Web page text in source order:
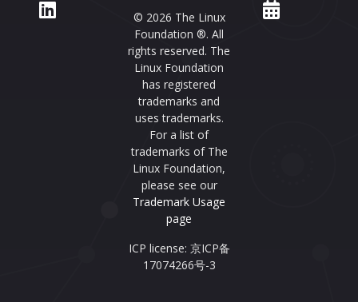
© 2026 The Linux
Foundation ®. All
rights reserved. The
Linux Foundation
has registered
trademarks and
uses trademarks.
For a list of
trademarks of The
Linux Foundation,
please see our
Trademark Usage
page
ICP license: 京ICP备
17074266号-3